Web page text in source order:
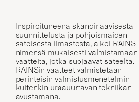
Inspiroituneena skandinaavisesta
suunnittelusta ja pohjoismaiden
sateisesta ilmastosta, alkoi RAINS
nimensä mukaisesti valmistamaan
vaatteita, jotka suojaavat sateelta.
RAINSin vaatteet valmistetaan
perinteisin valmistusmenetelmin
kuitenkin uraauurtavan tekniikan
avustamana.